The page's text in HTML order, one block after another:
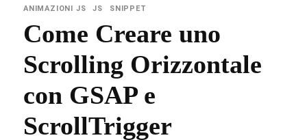
ANIMAZIONI JS JS SNIPPET
Come Creare uno
Scrolling Orizzontale
con GSAP e
ScrollTrigger